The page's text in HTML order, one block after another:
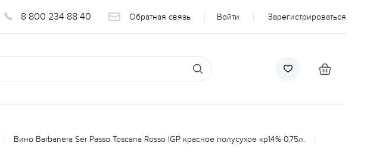
8 800 234 88 40 Обратная связь Войти Зарегистрироваться
Вино Barbanera Ser Passo Toscana Rosso IGP красное полусухое кр14% 0,75л.